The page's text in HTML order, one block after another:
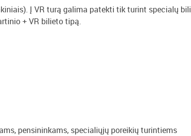
Į VR turą galima patekti tik turint specialų
+ VR bilieto tipą.
pensininkams, specialiųjų poreikių turintiems